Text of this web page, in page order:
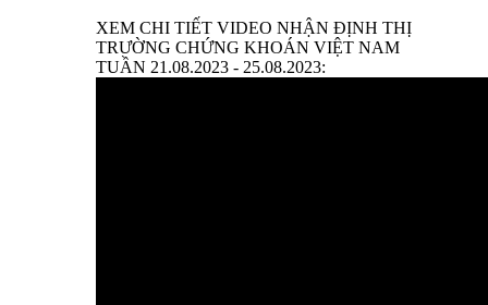
XEM CHI TIẾT VIDEO NHẬN ĐỊNH THỊ
TRƯỜNG CHỨNG KHOÁN VIỆT NAM
TUẦN 21.08.2023 - 25.08.2023: